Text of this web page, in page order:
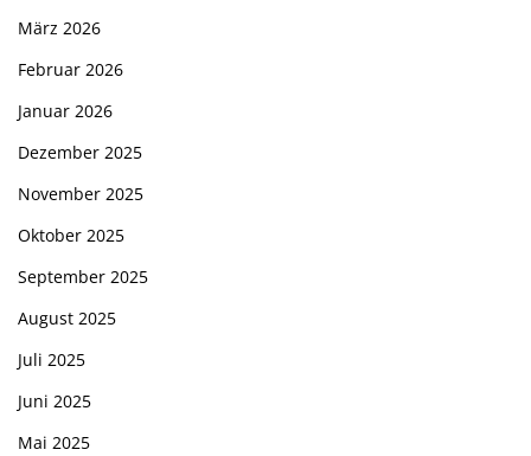
März 2026
Februar 2026
Januar 2026
Dezember 2025
November 2025
Oktober 2025
September 2025
August 2025
Juli 2025
Juni 2025
Mai 2025